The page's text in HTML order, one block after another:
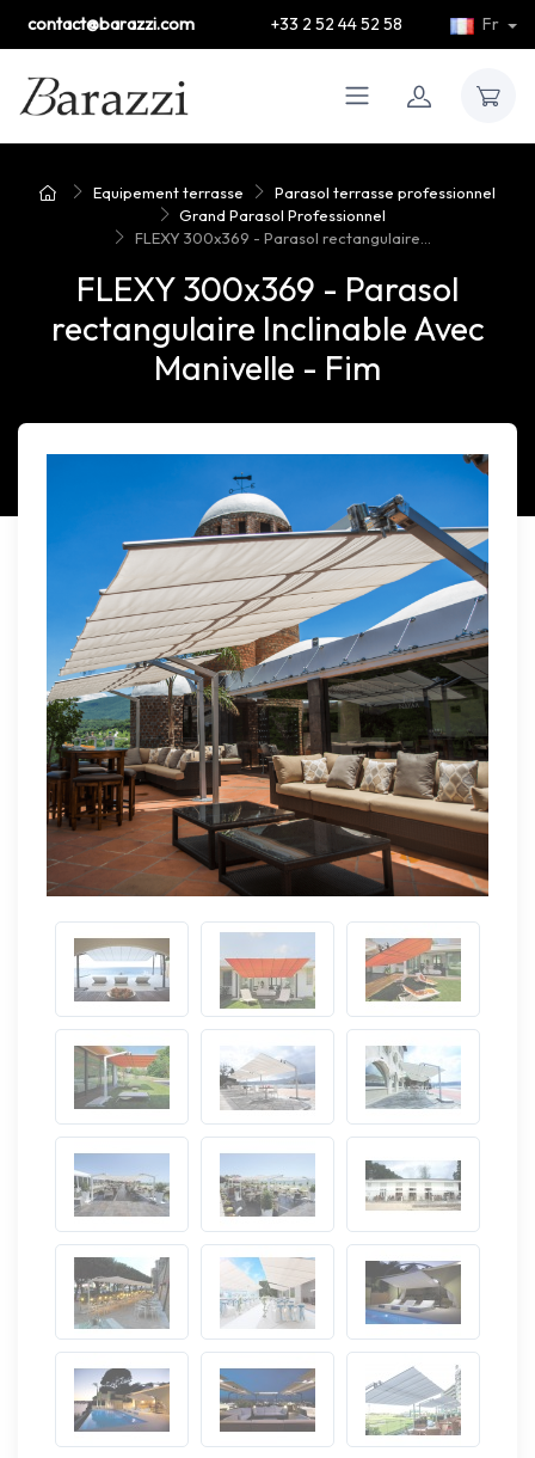
contact@barazzi.com +33 2 52 44 52 58 Fr
Equipement terrasse
Parasol terrasse professionnel
Grand Parasol Professionnel
FLEXY 300x369 - Parasol rectangulaire...
FLEXY 300x369 - Parasol
rectangulaire Inclinable Avec
Manivelle - Fim